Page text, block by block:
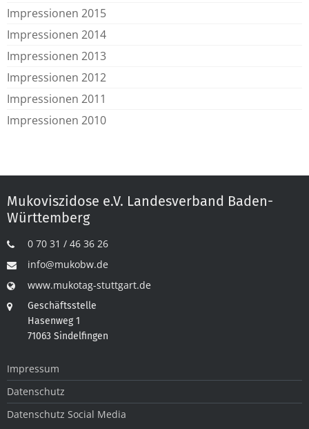
Impressionen 2015
Impressionen 2014
Impressionen 2013
Impressionen 2012
Impressionen 2011
Impressionen 2010
Mukoviszidose e.V. Landesverband Baden-
Württemberg
0 70 31 / 46 36 26
info@mukobw.de
www.mukotag-stuttgart.de
Geschäftsstelle
Hasenweg 1
71063 Sindelfingen
Impressum
Datenschutz
Datenschutz Social Media